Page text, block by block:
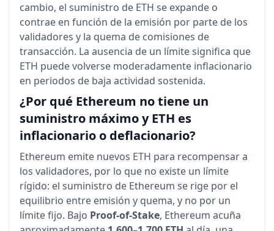
cambio, el suministro de ETH se expande o
contrae en función de la emisión por parte de los
validadores y la quema de comisiones de
transacción. La ausencia de un límite significa que
ETH puede volverse moderadamente inflacionario
en periodos de baja actividad sostenida.
¿Por qué Ethereum no tiene un
suministro máximo y ETH es
inflacionario o deflacionario?
Ethereum emite nuevos ETH para recompensar a
los validadores, por lo que no existe un límite
rígido: el suministro de Ethereum se rige por el
equilibrio entre emisión y quema, y no por un
límite fijo. Bajo Proof-of-Stake, Ethereum acuña